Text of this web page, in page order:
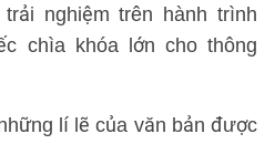
nghiệm trên hành trình
chìa khóa lớn cho thông
lí lẽ của văn bản được